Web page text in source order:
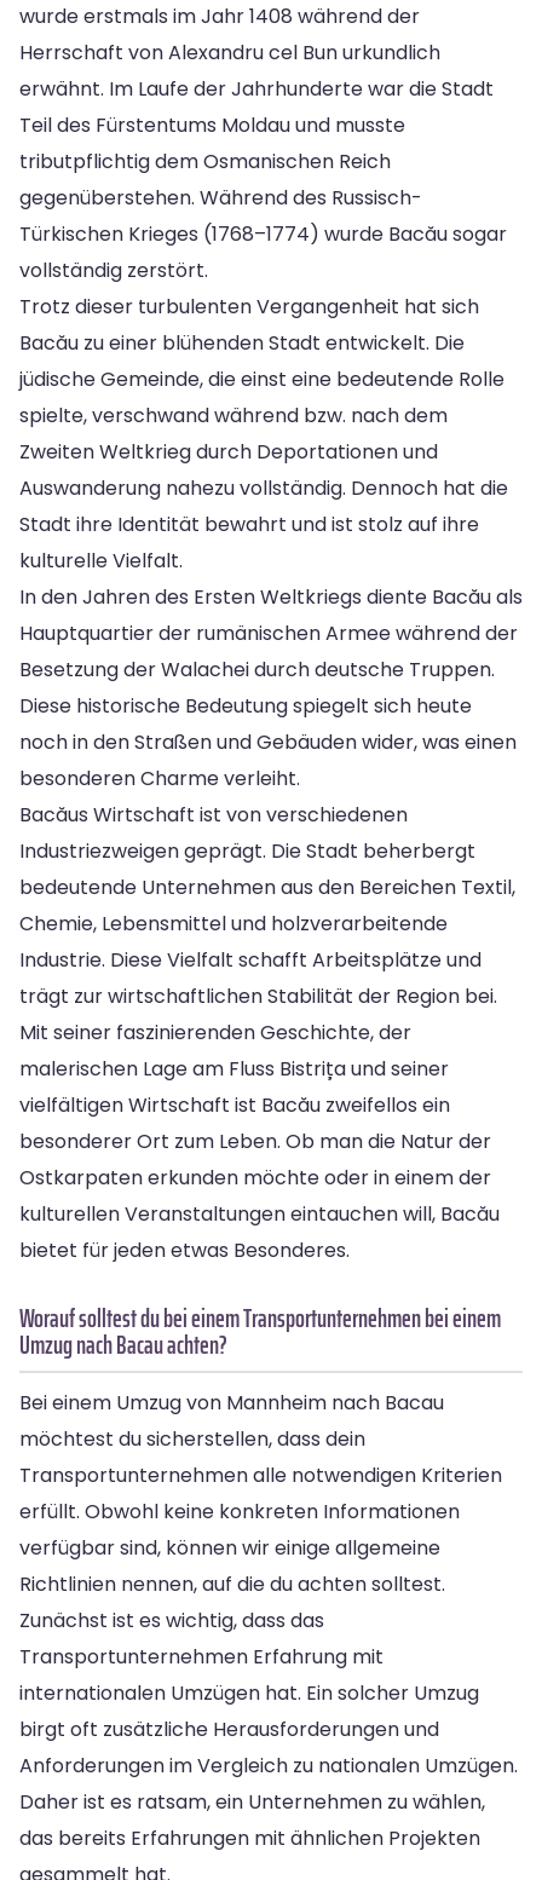
wurde erstmals im Jahr 1408 während der
Herrschaft von Alexandru cel Bun urkundlich
erwähnt. Im Laufe der Jahrhunderte war die Stadt
Teil des Fürstentums Moldau und musste
tributpflichtig dem Osmanischen Reich
gegenüberstehen. Während des Russisch-
Türkischen Krieges (1768–1774) wurde Bacău sogar
vollständig zerstört.
Trotz dieser turbulenten Vergangenheit hat sich
Bacău zu einer blühenden Stadt entwickelt. Die
jüdische Gemeinde, die einst eine bedeutende Rolle
spielte, verschwand während bzw. nach dem
Zweiten Weltkrieg durch Deportationen und
Auswanderung nahezu vollständig. Dennoch hat die
Stadt ihre Identität bewahrt und ist stolz auf ihre
kulturelle Vielfalt.
In den Jahren des Ersten Weltkriegs diente Bacău als
Hauptquartier der rumänischen Armee während der
Besetzung der Walachei durch deutsche Truppen.
Diese historische Bedeutung spiegelt sich heute
noch in den Straßen und Gebäuden wider, was einen
besonderen Charme verleiht.
Bacăus Wirtschaft ist von verschiedenen
Industriezweigen geprägt. Die Stadt beherbergt
bedeutende Unternehmen aus den Bereichen Textil,
Chemie, Lebensmittel und holzverarbeitende
Industrie. Diese Vielfalt schafft Arbeitsplätze und
trägt zur wirtschaftlichen Stabilität der Region bei.
Mit seiner faszinierenden Geschichte, der
malerischen Lage am Fluss Bistrița und seiner
vielfältigen Wirtschaft ist Bacău zweifellos ein
besonderer Ort zum Leben. Ob man die Natur der
Ostkarpaten erkunden möchte oder in einem der
kulturellen Veranstaltungen eintauchen will, Bacău
bietet für jeden etwas Besonderes.
Worauf solltest du bei einem Transportunternehmen bei einem
Umzug nach Bacau achten?
Bei einem Umzug von Mannheim nach Bacau
möchtest du sicherstellen, dass dein
Transportunternehmen alle notwendigen Kriterien
erfüllt. Obwohl keine konkreten Informationen
verfügbar sind, können wir einige allgemeine
Richtlinien nennen, auf die du achten solltest.
Zunächst ist es wichtig, dass das
Transportunternehmen Erfahrung mit
internationalen Umzügen hat. Ein solcher Umzug
birgt oft zusätzliche Herausforderungen und
Anforderungen im Vergleich zu nationalen Umzügen.
Daher ist es ratsam, ein Unternehmen zu wählen,
das bereits Erfahrungen mit ähnlichen Projekten
gesammelt hat.